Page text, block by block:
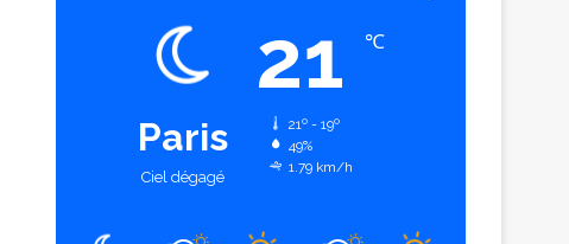
Paris
Ciel dégagé
21 ℃
21º - 19º
49%
1.79 km/h